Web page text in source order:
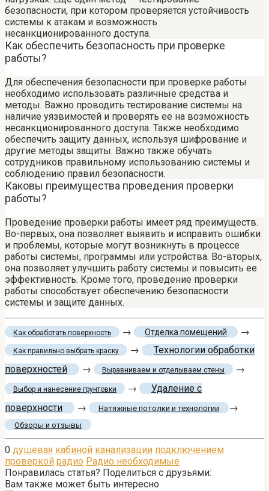
безопасности, при котором проверяется устойчивость
системы к атакам и возможность
несанкционированного доступа.
Как обеспечить безопасность при проверке
работы?
Для обеспечения безопасности при проверке работы
необходимо использовать различные средства и
методы. Важно проводить тестирование системы на
наличие уязвимостей и проверять ее на возможность
несанкционированного доступа. Также необходимо
обеспечить защиту данных, используя шифрование и
другие методы защиты. Важно также обучать
сотрудников правильному использованию системы и
соблюдению правил безопасности.
Каковы преимущества проведения проверки
работы?
Проведение проверки работы имеет ряд преимуществ.
Во-первых, она позволяет выявить и исправить ошибки
и проблемы, которые могут возникнуть в процессе
работы системы, программы или устройства. Во-вторых,
она позволяет улучшить работу системы и повысить ее
эффективность. Кроме того, проведение проверки
работы способствует обеспечению безопасности
системы и защите данных.
Как обработать поверхность → Отделка помещений →
Как правильно выбрать краску →
Технологии обработки
поверхностей
→ Выравниваем и отделываем стены →
Выбор и нанесение грунтовки →
Удаление с
поверхности
→ Натяжные потолки и технологии →
Обзоры и отзывы
0 душевая кабиной канализации подключением
проверкой радио Радио необходимые
Понравилась статья? Поделиться с друзьями:
Вам также может быть интересно